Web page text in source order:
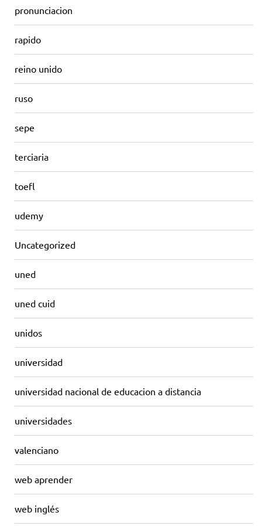
pronunciacion
rapido
reino unido
ruso
sepe
terciaria
toefl
udemy
Uncategorized
uned
uned cuid
unidos
universidad
universidad nacional de educacion a distancia
universidades
valenciano
web aprender
web inglés